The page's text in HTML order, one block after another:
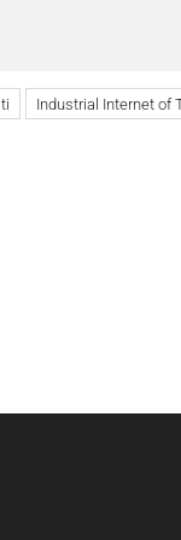
Industrial Internet of